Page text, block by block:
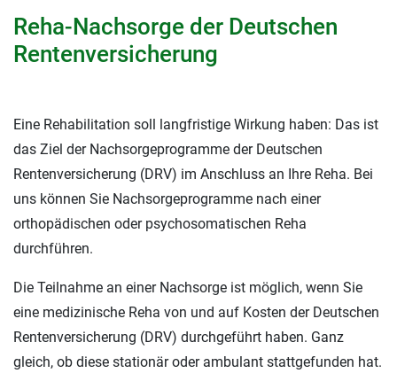
Reha-Nachsorge der Deutschen
Rentenversicherung
Eine Rehabilitation soll langfristige Wirkung haben: Das ist
das Ziel der Nachsorgeprogramme der Deutschen
Rentenversicherung (DRV) im Anschluss an Ihre Reha. Bei
uns können Sie Nachsorgeprogramme nach einer
orthopädischen oder psychosomatischen Reha
durchführen.
Die Teilnahme an einer Nachsorge ist möglich, wenn Sie
eine medizinische Reha von und auf Kosten der Deutschen
Rentenversicherung (DRV) durchgeführt haben. Ganz
gleich, ob diese stationär oder ambulant stattgefunden hat.